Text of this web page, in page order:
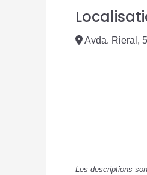
Avda. Rieral,
Les descriptions